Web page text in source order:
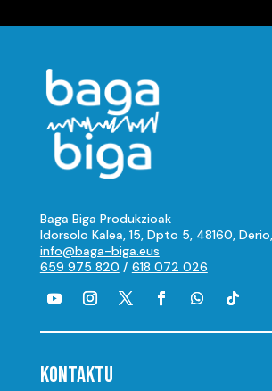
Baga Biga Produkzioak
Idorsolo Kalea, 15, Dpto 5, 48160,
info@baga-biga.eus
659 975 820 / 618 072 026
KONTAKTU